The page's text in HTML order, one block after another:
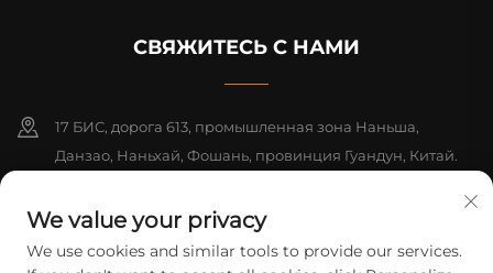
СВЯЖИТЕСЬ С НАМИ
17 БИС, дорога 613, промышленная зона Наньша,
Данзао, Наньхай, Фошань, провинция Гуандун, Китай.
+86-13726355315
We value your privacy
We use cookies and similar tools to provide our services.